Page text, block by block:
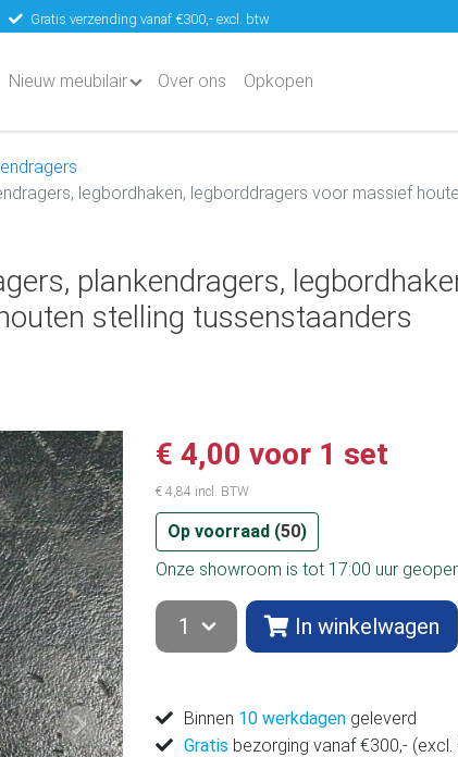
Gratis verzending vanaf €300,- excl. btw
Nieuw meubilair Over ons Opkopen
legbordhaken, legborddragers voor massief
plankendragers,
stelling tussenstaanders
Volgende
€ 4,00 voor 1 set
€ 4,84 incl. BTW
Op voorraad (50)
Onze showroom is tot 17:00 uur
In winkelwagen
Binnen 10 werkdagen geleverd
Gratis bezorging vanaf €300,- (excl.